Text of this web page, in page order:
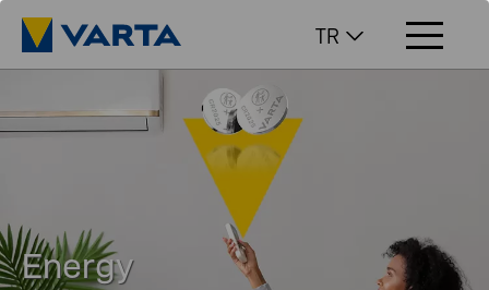
TR
Energy